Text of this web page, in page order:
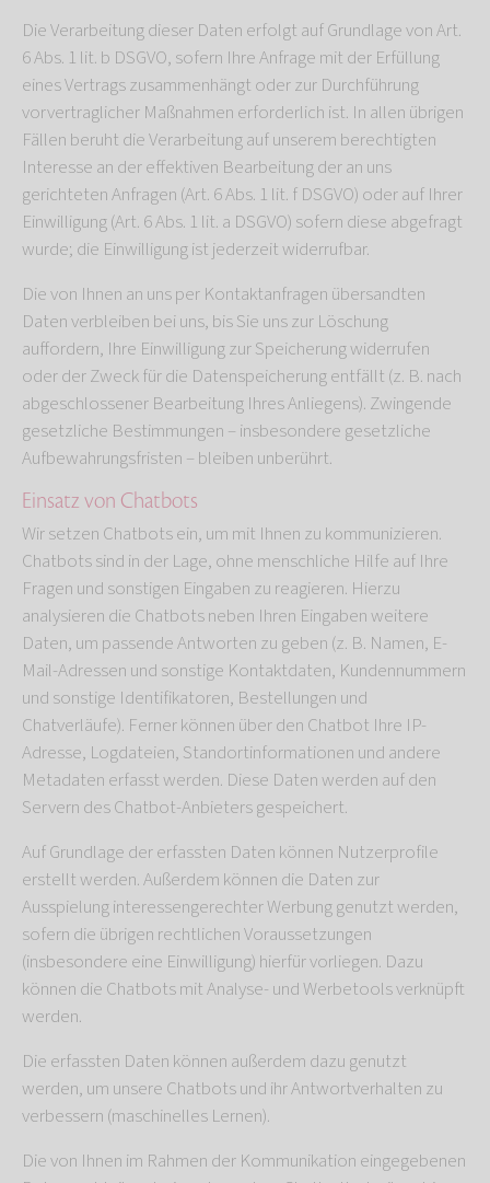
Die Verarbeitung dieser Daten erfolgt auf Grundlage von Art.
6 Abs. 1 lit. b DSGVO, sofern Ihre Anfrage mit der Erfüllung
eines Vertrags zusammenhängt oder zur Durchführung
vorvertraglicher Maßnahmen erforderlich ist. In allen übrigen
Fällen beruht die Verarbeitung auf unserem berechtigten
Interesse an der effektiven Bearbeitung der an uns
gerichteten Anfragen (Art. 6 Abs. 1 lit. f DSGVO) oder auf Ihrer
Einwilligung (Art. 6 Abs. 1 lit. a DSGVO) sofern diese abgefragt
wurde; die Einwilligung ist jederzeit widerrufbar.
Die von Ihnen an uns per Kontaktanfragen übersandten
Daten verbleiben bei uns, bis Sie uns zur Löschung
auffordern, Ihre Einwilligung zur Speicherung widerrufen
oder der Zweck für die Datenspeicherung entfällt (z. B. nach
abgeschlossener Bearbeitung Ihres Anliegens). Zwingende
gesetzliche Bestimmungen – insbesondere gesetzliche
Aufbewahrungsfristen – bleiben unberührt.
Einsatz von Chatbots
Wir setzen Chatbots ein, um mit Ihnen zu kommunizieren.
Chatbots sind in der Lage, ohne menschliche Hilfe auf Ihre
Fragen und sonstigen Eingaben zu reagieren. Hierzu
analysieren die Chatbots neben Ihren Eingaben weitere
Daten, um passende Antworten zu geben (z. B. Namen, E-
Mail-Adressen und sonstige Kontaktdaten, Kundennummern
und sonstige Identifikatoren, Bestellungen und
Chatverläufe). Ferner können über den Chatbot Ihre IP-
Adresse, Logdateien, Standortinformationen und andere
Metadaten erfasst werden. Diese Daten werden auf den
Servern des Chatbot-Anbieters gespeichert.
Auf Grundlage der erfassten Daten können Nutzerprofile
erstellt werden. Außerdem können die Daten zur
Ausspielung interessengerechter Werbung genutzt werden,
sofern die übrigen rechtlichen Voraussetzungen
(insbesondere eine Einwilligung) hierfür vorliegen. Dazu
können die Chatbots mit Analyse- und Werbetools verknüpft
werden.
Die erfassten Daten können außerdem dazu genutzt
werden, um unsere Chatbots und ihr Antwortverhalten zu
verbessern (maschinelles Lernen).
Die von Ihnen im Rahmen der Kommunikation eingegebenen